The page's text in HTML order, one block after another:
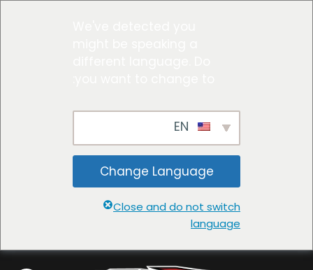
Change Language
Close and do not switch
language